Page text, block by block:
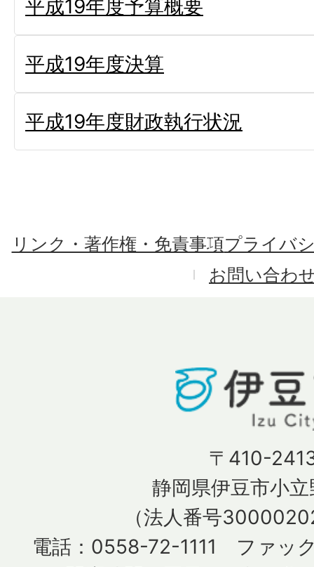
平成19年度予算概要
平成19年度決算
平成19年度財政執行状況
リンク・著作権・免責事項プライバ
お問い合わ
〒410-
静岡県伊豆市小
（法人番号
電話：0558-72-1111 ファッ